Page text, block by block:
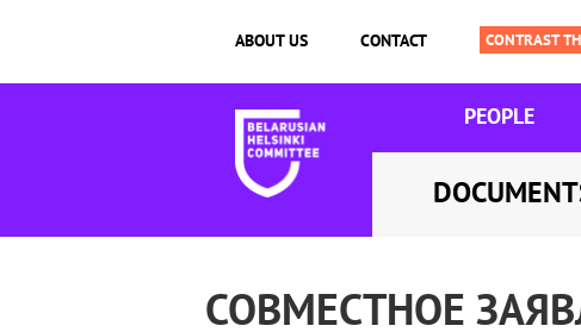
ABOUT US CONTACT
PEOPLE
СОВМЕСТНОЕ